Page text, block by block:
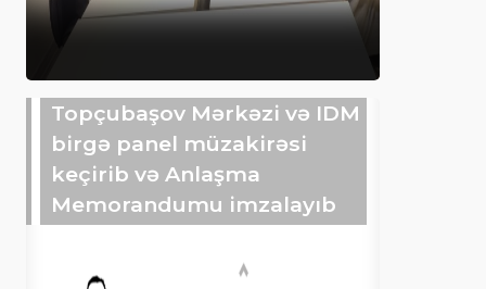
Topçubaşov Mərkəzi və IDM
birgə panel müzakirəsi
keçirib və Anlaşma
Memorandumu imzalayıb